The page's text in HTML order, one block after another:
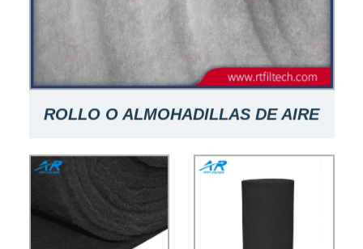
ROLLO O ALMOHADILLAS DE AIRE
DE PLÁSTICO FILTRO DE AIRE
ACONDICIONADO